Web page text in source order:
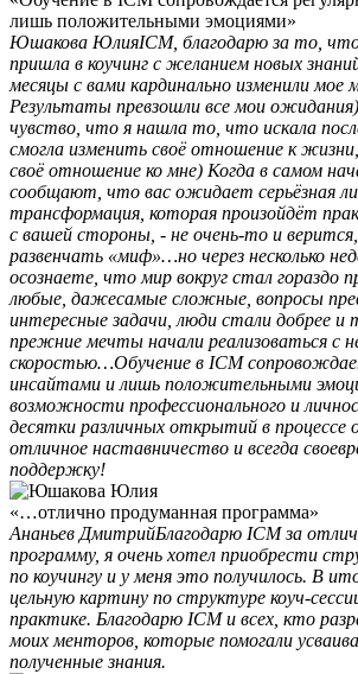
лишь положительными эмоциями»
Юшакова ЮлияICM, благодарю за то,
пришла в коучинг с желанием новых
месяцы с вами кардинально изменили мое
Результаты превзошли все мои
чувство, что я нашла то, что искала
смогла изменить своё отношение к
своё отношение ко мне) Когда в самом
сообщают, что вас ожидает серьёзная
трансформация, которая произойдёт
с вашей стороны, - не очень-то и
развенчать «миф»…но через несколько
осознаете, что мир вокруг стал гораздо
любые, дажесамые сложные, вопросы
интересные задачи, люди стали добрее и
прежние мечты начали реализоваться с
скоростью…Обучение в ICM
инсайтами и лишь положительными
возможности профессионального и
десятки различных открытий в процессе
отличное наставничество и всегда
поддержку!
«…отлично продуманная программа»
Ананьев ДмитрийБлагодарю ICM за
программу, я очень хотел приобрести
по коучингу и у меня это получилось. В
цельную картину по структуре коуч-
практике. Благодарю ICM и всех, кто
моих менторов, которые помогали
полученные знания.